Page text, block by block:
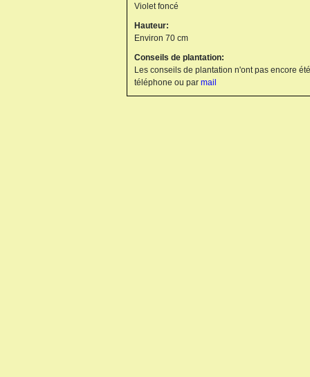
Violet foncé
Hauteur:
Environ 70 cm
Conseils de plantation:
Les conseils de plantation n'ont pas encore
téléphone ou par mail